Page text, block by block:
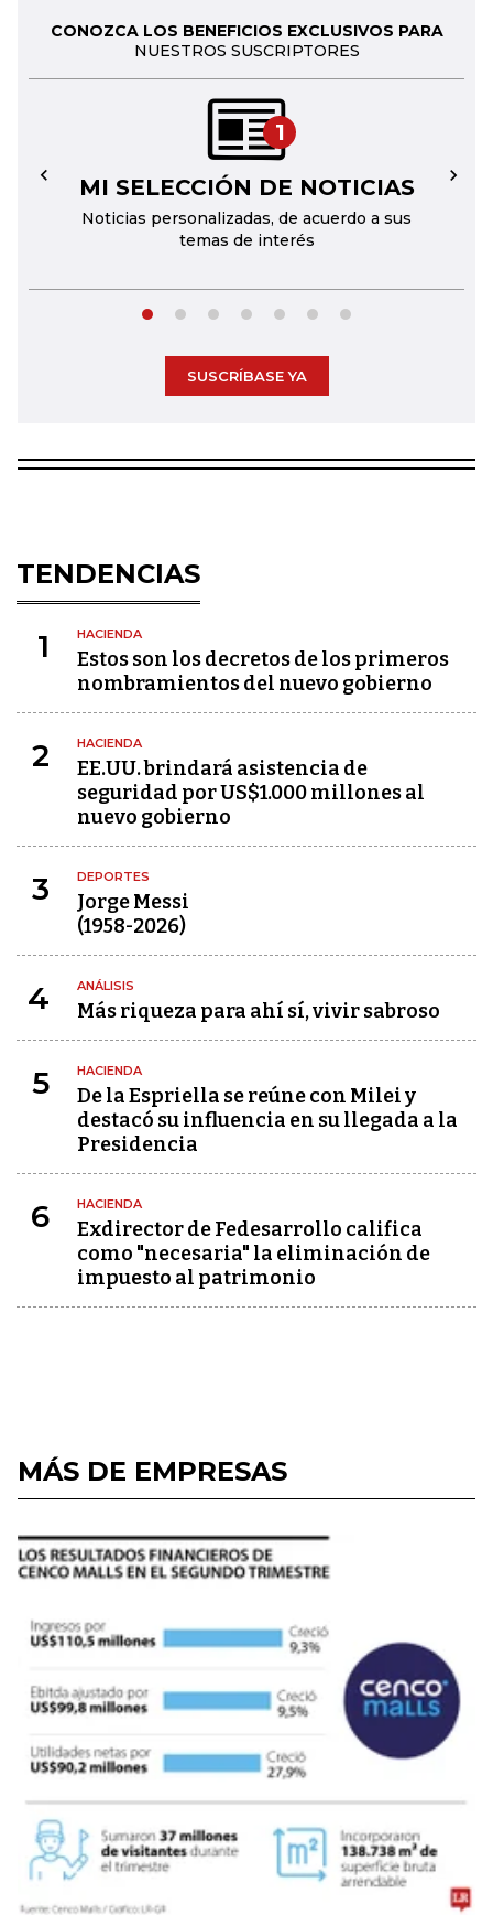
CONOZCA LOS BENEFICIOS EXCLUSIVOS PARA
NUESTROS SUSCRIPTORES
1
MI SELECCIÓN DE NOTICIAS
Noticias personalizadas, de acuerdo a sus
temas de interés
← →
SUSCRÍBASE YA
TENDENCIAS
1 HACIENDA
Estos son los decretos de los primeros
nombramientos del nuevo gobierno
2 HACIENDA
EE.UU. brindará asistencia de
seguridad por US$1.000 millones al
nuevo gobierno
3 DEPORTES
Jorge Messi
(1958-2026)
4 ANÁLISIS
Más riqueza para ahí sí, vivir sabroso
5 HACIENDA
De la Espriella se reúne con Milei y
destacó su influencia en su llegada a la
Presidencia
6 HACIENDA
Exdirector de Fedesarrollo califica
como "necesaria" la eliminación de
impuesto al patrimonio
MÁS DE EMPRESAS